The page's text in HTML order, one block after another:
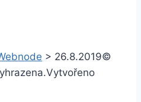
> 26.8.2019©
Vytvořeno